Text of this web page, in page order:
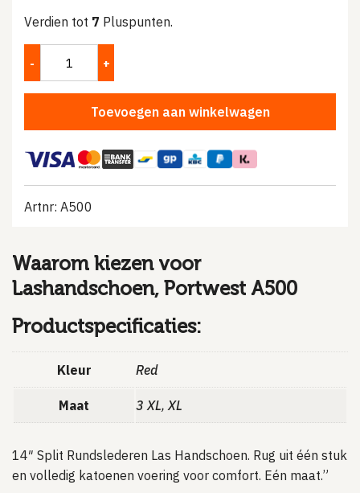
Verdien tot 7 Pluspunten.
Toevoegen aan winkelwagen
Artnr: A500
Waarom kiezen voor
Lashandschoen, Portwest A500
Productspecificaties:
Kleur Red
Maat 3 XL,XL
14″ Split Rundslederen Las Handschoen. Rug uit één stuk
en volledig katoenen voering voor comfort. Eén maat.”